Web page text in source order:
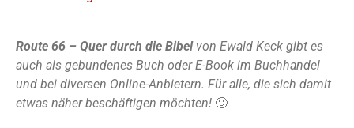
Route 66 – Quer durch die Bibel von Ewald Keck gibt es
auch als gebundenes Buch oder E-Book im Buchhandel
und bei diversen Online-Anbietern. Für alle, die sich damit
etwas näher beschäftigen möchten! 🙂